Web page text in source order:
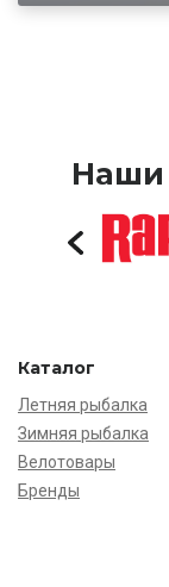
Наши
Каталог
Летняя рыбалка
Зимняя рыбалка
Велотовары
Бренды